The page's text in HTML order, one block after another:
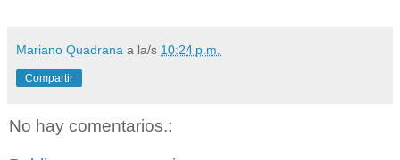
Mariano Quadrana a la/s 10:24 p.m.
Compartir
No hay comentarios.: